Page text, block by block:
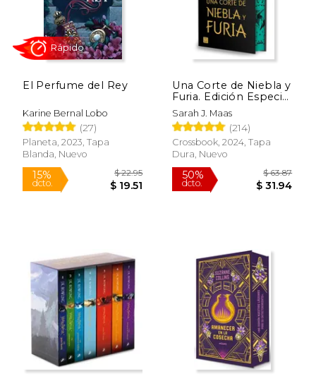
15%
dcto.
$ 9.95
$ 8.46
15%
dcto.
Rápido
El Perfume del Rey
Karine Bernal Lobo
(27)
Planeta, 2023, Tapa
Blanda, Nuevo
Una Corte de Niebla y
Furia. Edición Especial
(Acotar 2)
Sarah J. Maas
(214)
Crossbook, 2024, Tapa
Dura, Nuevo